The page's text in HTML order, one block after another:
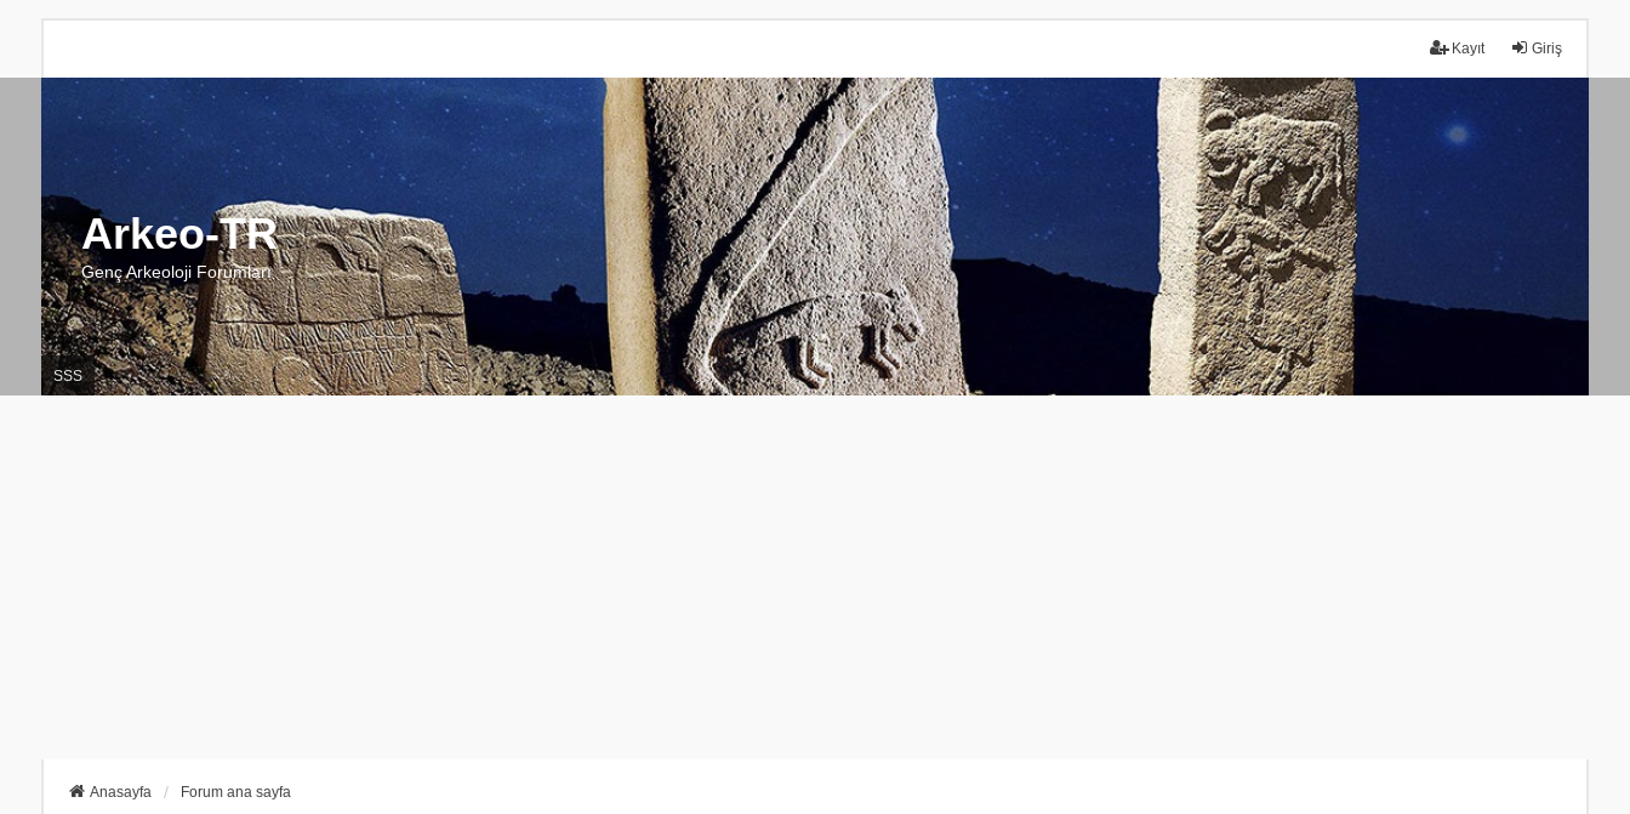
Giriş
Kayıt
Arkeo-TR
Genç Arkeoloji Forumları
SSS
Anasayfa Forum ana sayfa